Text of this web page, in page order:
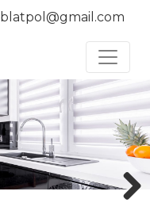
blatpol@gmail.com